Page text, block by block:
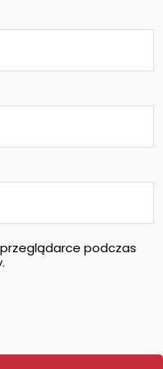
podczas